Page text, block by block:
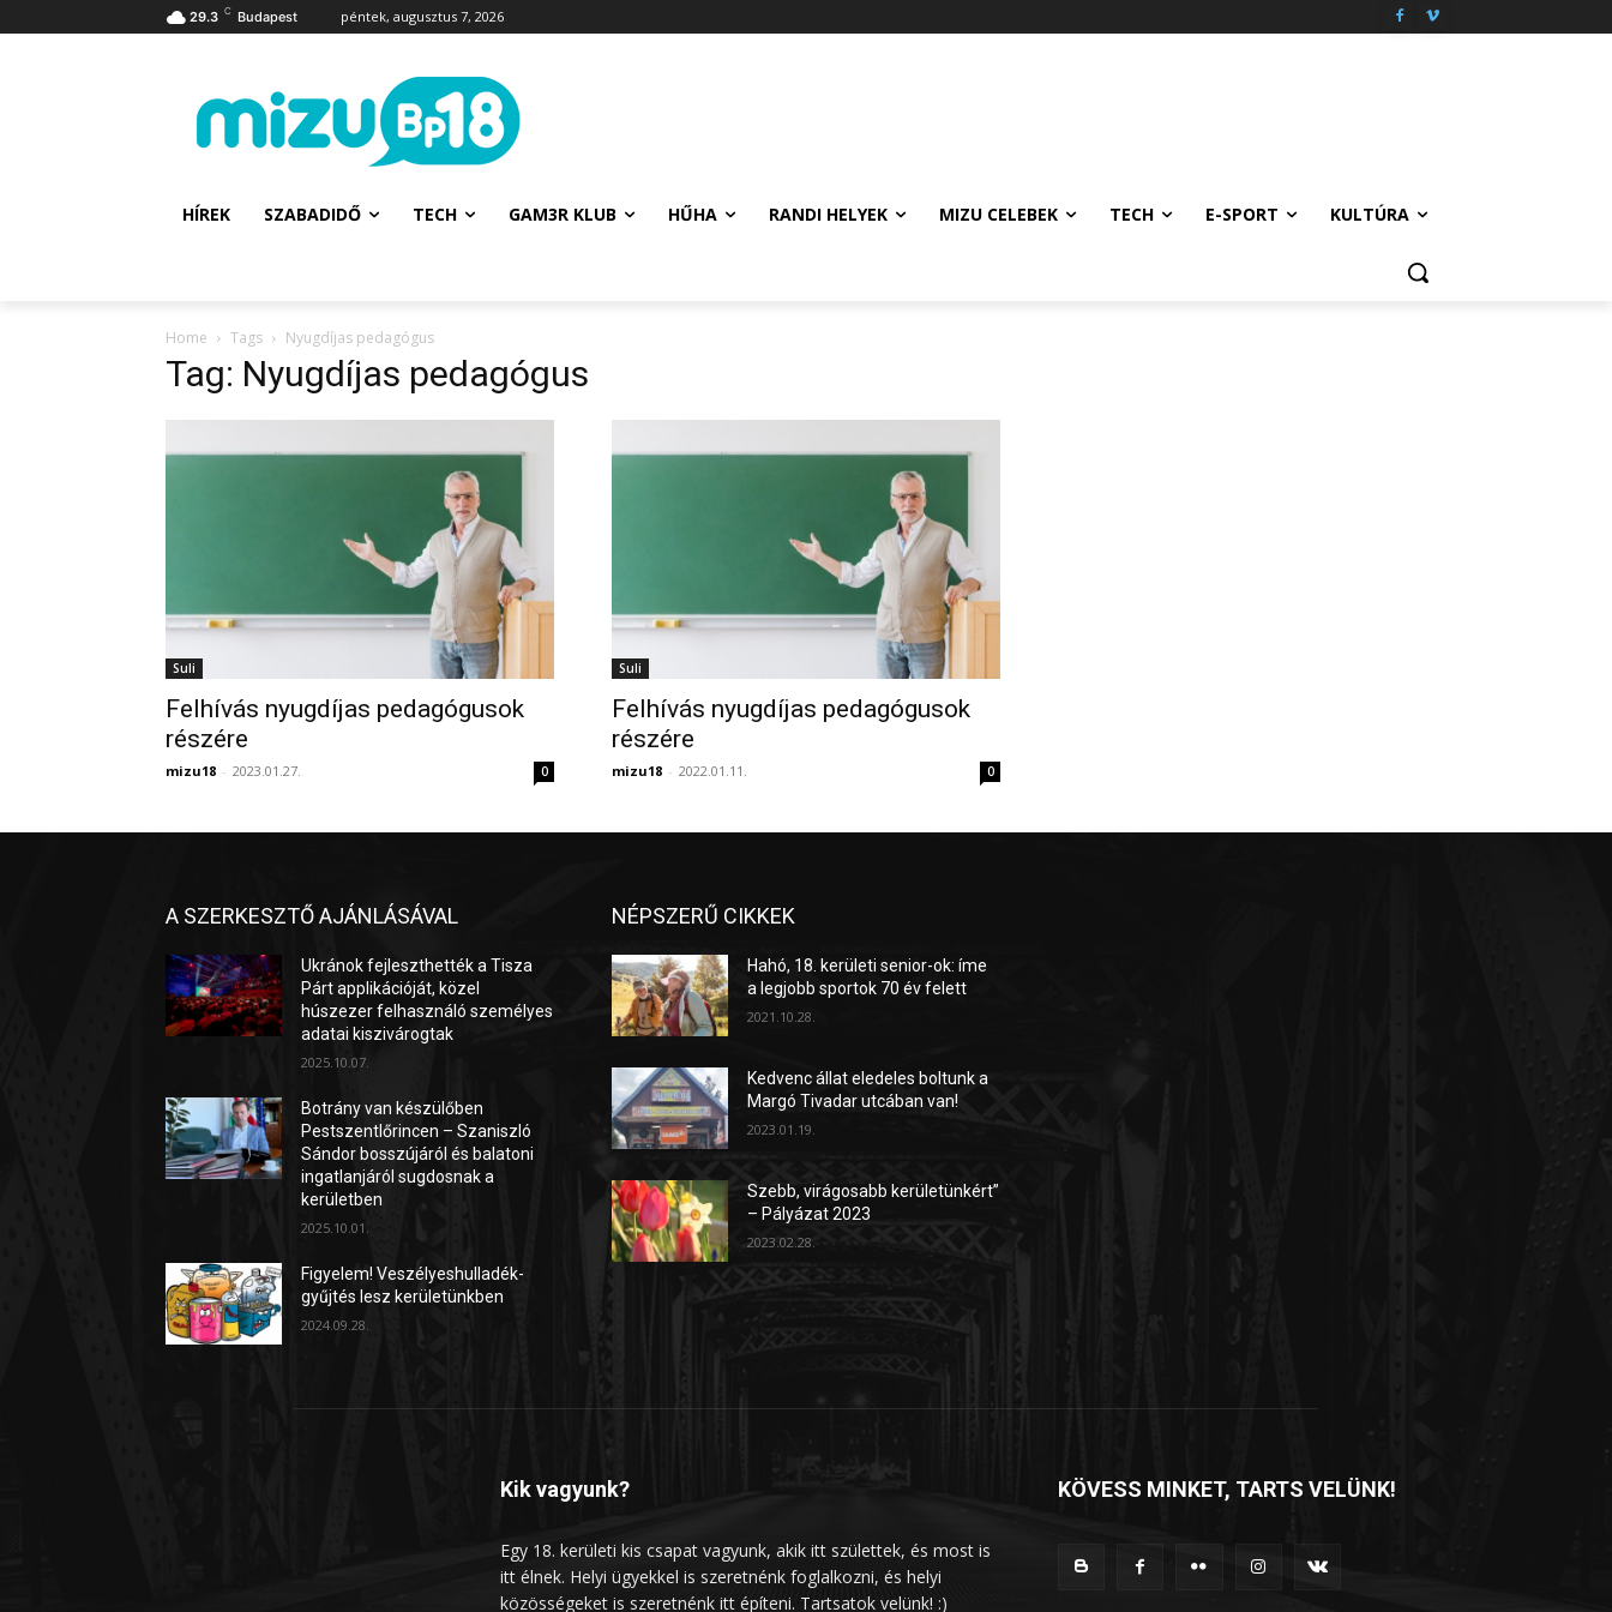
29.3 C Budapest péntek, augusztus 7, 2026
HÍREK SZABADIDŐ TECH GAM3R KLUB HŰHA RANDI HELYEK MIZU CELEBEK TECH E-SPORT KULTÚRA
Home Tags Nyugdíjas pedagógus
Tag: Nyugdíjas pedagógus
Suli
Felhívás nyugdíjas pedagógusok
részére
mizu18 - 2023.01.27. 0
Suli
Felhívás nyugdíjas pedagógusok
részére
mizu18 - 2022.01.11. 0
A SZERKESZTŐ AJÁNLÁSÁVAL
Ukránok fejleszthették a Tisza
Párt applikációját, közel
húszezer felhasználó személyes
adatai kiszivárogtak
2025.10.07.
Botrány van készülőben
Pestszentlőrincen – Szaniszló
Sándor bosszújáról és balatoni
ingatlanjáról sugdosnak a
kerületben
2025.10.01.
Figyelem! Veszélyeshulladék-
gyűjtés lesz kerületünkben
2024.09.28.
NÉPSZERŰ CIKKEK
Hahó, 18. kerületi senior-ok: íme
a legjobb sportok 70 év felett
2021.10.28.
Kedvenc állat eledeles boltunk a
Margó Tivadar utcában van!
2023.01.19.
Szebb, virágosabb kerületünkért”
– Pályázat 2023
2023.02.28.
Kik vagyunk?
Egy 18. kerületi kis csapat vagyunk, akik itt születtek, és most is
itt élnek. Helyi ügyekkel is szeretnénk foglalkozni, és helyi
közösségeket is szeretnénk itt építeni. Tartsatok velünk! :)
KÖVESS MINKET, TARTS VELÜNK!